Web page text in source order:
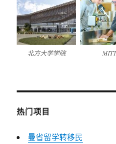
北方大学学院
热门项目
曼省留学转移民